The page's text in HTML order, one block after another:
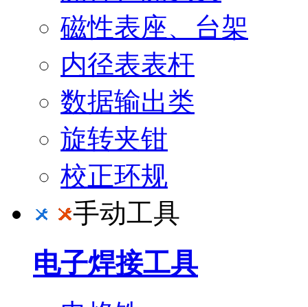
磁性表座、台架
内径表表杆
数据输出类
旋转夹钳
校正环规
手动工具
电子焊接工具